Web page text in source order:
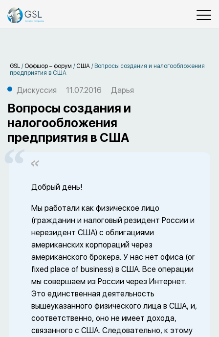
GSL / Оффшор – форум / США / Вопросы создания и налогообложения
предприятия в США
Дискуссия 11.07.2016 Дарья
Вопросы создания и
налогообложения
предприятия в США
Добрый день!
Мы работали как физическое лицо
(гражданин и налоговый резидент России и
нерезидент США) с облигациями
американских корпораций через
американского брокера. У нас нет офиса (or
fixed place of business) в США. Все операции
мы совершаем из России через Интернет.
Это единственная деятельность
вышеуказанного физического лица в США, и,
соответственно, оно не имеет дохода,
связанного с США. Следовательно, к этому